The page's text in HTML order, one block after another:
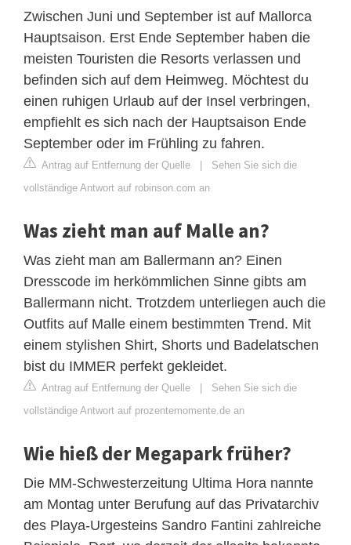
Zwischen Juni und September ist auf Mallorca
Hauptsaison. Erst Ende September haben die
meisten Touristen die Resorts verlassen und
befinden sich auf dem Heimweg. Möchtest du
einen ruhigen Urlaub auf der Insel verbringen,
empfiehlt es sich nach der Hauptsaison Ende
September oder im Frühling zu fahren.
Antrag auf Entfernung der Quelle | Sehen Sie sich die
vollständige Antwort auf robinson.com an
Was zieht man auf Malle an?
Was zieht man am Ballermann an? Einen
Dresscode im herkömmlichen Sinne gibts am
Ballermann nicht. Trotzdem unterliegen auch die
Outfits auf Malle einem bestimmten Trend. Mit
einem stylishen Shirt, Shorts und Badelatschen
bist du IMMER perfekt gekleidet.
Antrag auf Entfernung der Quelle | Sehen Sie sich die
vollständige Antwort auf prozentemomente.de an
Wie hieß der Megapark früher?
Die MM-Schwesterzeitung Ultima Hora nannte
am Montag unter Berufung auf das Privatarchiv
des Playa-Urgesteins Sandro Fantini zahlreiche